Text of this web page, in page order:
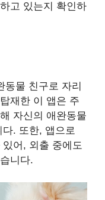
고 있는지 확인하
동물 친구로 자리
재한 이 앱은 주
자신의 애완동물
. 또한, 앱으로
어, 외출 중에도
니다.